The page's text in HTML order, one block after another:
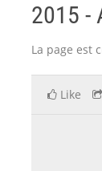
2015 -
La page est
Like